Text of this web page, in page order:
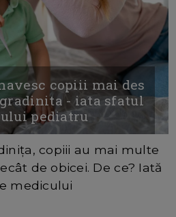
copiii mai des
- iata sfatul
pediatru
copiii au mai multe
de obicei. De ce? Iată
medicului